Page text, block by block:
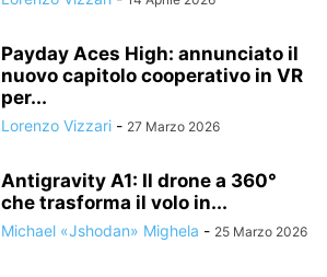
Payday Aces High: annunciato il
nuovo capitolo cooperativo in VR
per...
Lorenzo Vizzari - 27 Marzo 2026
Antigravity A1: Il drone a 360°
che trasforma il volo in...
Michael «Jshodan» Mighela - 25 Marzo 2026